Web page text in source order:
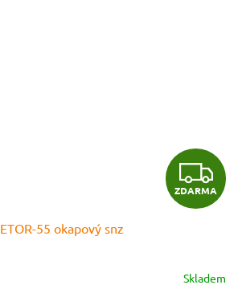
Z
D
R
ZDARMA
ETOR-55 okapový snz
Skladem